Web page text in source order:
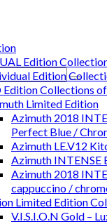
Edition
Edition
Collections
Limited Edition
Azimuth 2018
Perfect Blue /
Azimuth LE.V12
Azimuth INTENSE
Azimuth 2018
cappuccino /
Limited Edition
V.I.S.I.O.N Gold –